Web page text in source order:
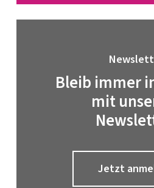
Bleib immer
mit
Jetzt